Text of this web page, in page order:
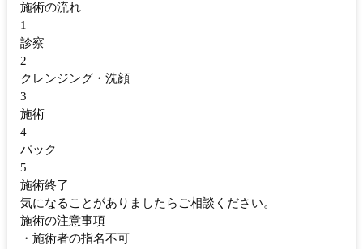
施術の流れ
1
診察
2
クレンジング・洗顔
3
施術
4
パック
5
施術終了
気になることがありましたらご相談ください。
施術の注意事項
・施術者の指名不可